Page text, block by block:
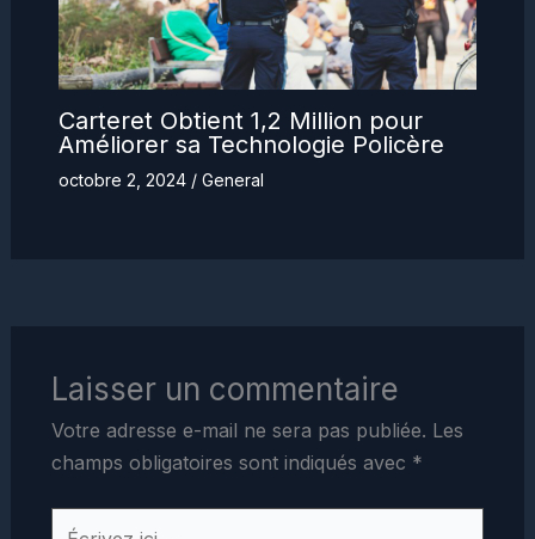
Carteret Obtient 1,2 Million pour
Améliorer sa Technologie Policère
octobre 2, 2024 / General
Laisser un commentaire
Votre adresse e-mail ne sera pas publiée. Les
champs obligatoires sont indiqués avec *
Écrivez